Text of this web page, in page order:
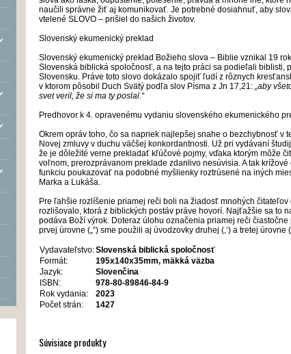
naučili správne žiť aj komunikovať. Je potrebné dosiahnuť, aby
vtelené SLOVO – prišiel do našich životov.
Slovenský ekumenický preklad
Slovenský ekumenický preklad Božieho slova – Biblie vznikal 19
Slovenská biblická spoločnosť, a na tejto práci sa podieľali biblisti,
Slovensku. Práve toto slovo dokázalo spojiť ľudí z rôznych
v ktorom pôsobil Duch Svätý podľa slov Písma z Jn 17,21: „aby
svet veril, že si ma ty poslal.“
Predhovor k 4. opravenému vydaniu slovenského ekumenického
Okrem opráv toho, čo sa napriek najlepšej snahe o bezchybnosť v
Novej zmluvy v duchu väčšej konkordantnosti. Už pri vydávaní
že je dôležité verne prekladať kľúčové pojmy, vďaka ktorým môže
voľnom, prerozprávanom preklade zdanlivo nesúvisia. A tak
funkciu poukazovať na podobné myšlienky roztrúsené na iných
Marka a Lukáša.
Pre ľahšie rozlíšenie priamej reči boli na žiadosť mnohých
rozlišovalo, ktorá z biblických postáv práve hovorí. Najťažšie sa to
podáva Boží výrok. Doteraz úlohu označenia priamej reči
prvej úrovne („“) sme použili aj úvodzovky druhej (‚‘) a tretej
Vydavateľstvo:Slovenská biblická spoločnosť
Formát:
195x140x35mm, mäkká väzba
Jazyk:
Slovenčina
ISBN:
978-80-89846-84-9
Rok vydania:
2023
Počet strán:
1427
Súvisiace produkty